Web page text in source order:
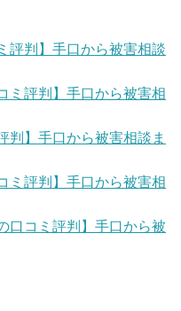
評判】手口から被害相談
ミ評判】手口から被害相
判】手口から被害相談ま
ミ評判】手口から被害相
口コミ評判】手口から被